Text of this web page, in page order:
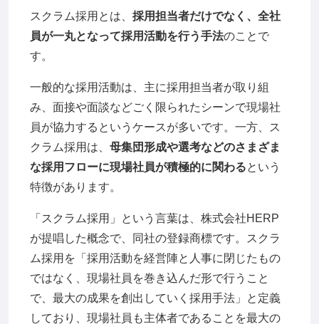
スクラム採用とは、 採用担当者だけでなく、全社
員が一丸となって採用活動を行う手法のことで
す。
一般的な採用活動は、主に採用担当者が取り組
み、面接や面談などごく限られたシーンで現場社
員が協力するというケースが多いです。一方、ス
クラム採用は、 母集団形成や選考などのさまざま
な採用フローに現場社員が積極的に関わるという
特徴があります。
「スクラム採用」という言葉は、株式会社HERP
が提唱した概念で、同社の登録商標です。スクラ
ム採用を「採用活動を経営陣と人事に閉じたもの
ではなく、現場社員を巻き込んだ形で行うこと
で、最大の成果を創出していく採用手法」と定義
しており、現場社員も主体者であることを最大の